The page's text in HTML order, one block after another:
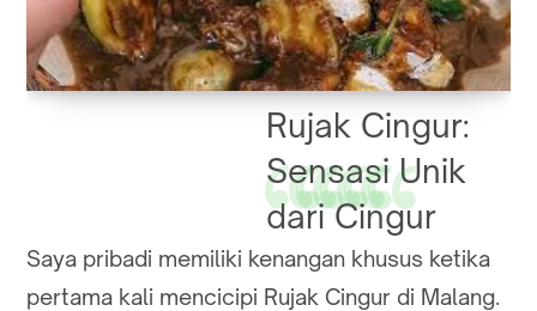
Rujak Cingur:
Sensasi Unik
dari Cingur
Saya pribadi memiliki kenangan khusus ketika
pertama kali mencicipi Rujak Cingur di Malang.